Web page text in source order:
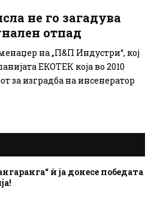
не го загадува
отпад
на „П&П Индустри“, кој
ЕКОТЕК која во 2010
за изградба на инсенератор
ѝ ја донесе победата